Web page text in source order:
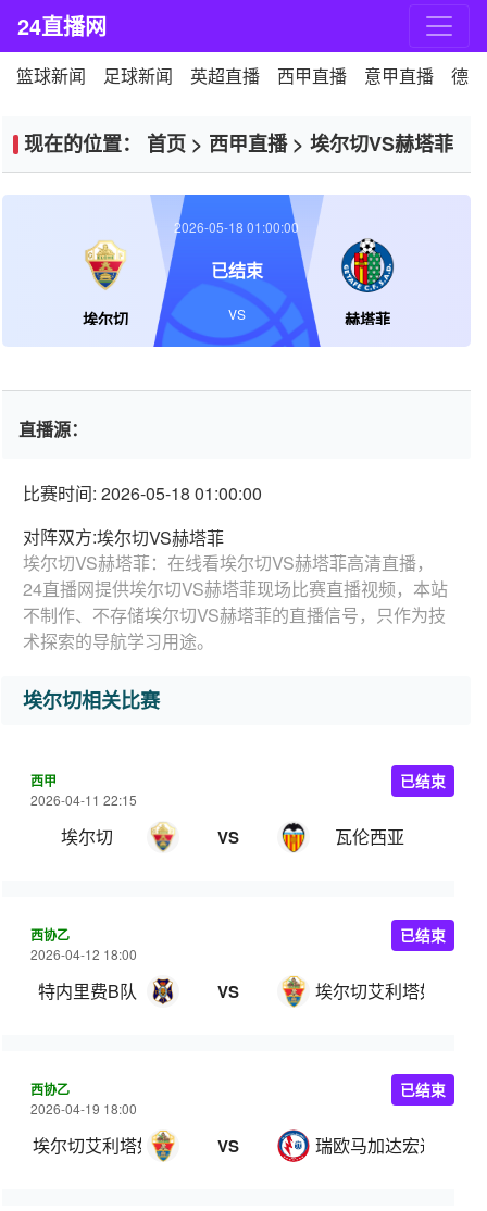
24直播网
篮球新闻 足球新闻 英超直播 西甲直播 意甲直播 德
现在的位置： 首页 > 西甲直播> 埃尔切VS赫塔菲
埃尔切 赫塔菲
2026-05-18 01:00:00
已结束
VS
直播源：
比赛时间: 2026-05-18 01:00:00
对阵双方:埃尔切VS赫塔菲
埃尔切VS赫塔菲：在线看埃尔切VS赫塔菲高清直播，
24直播网提供埃尔切VS赫塔菲现场比赛直播视频，本站
不制作、不存储埃尔切VS赫塔菲的直播信号，只作为技
术探索的导航学习用途。
埃尔切相关比赛
西甲
2026-04-11 22:15
埃尔切 VS 瓦伦西亚
已结束
西协乙
2026-04-12 18:00
特内里费B队 VS 埃尔切艾利塔奴
已结束
西协乙
2026-04-19 18:00
埃尔切艾利塔奴 VS 瑞欧马加达宏达
已结束